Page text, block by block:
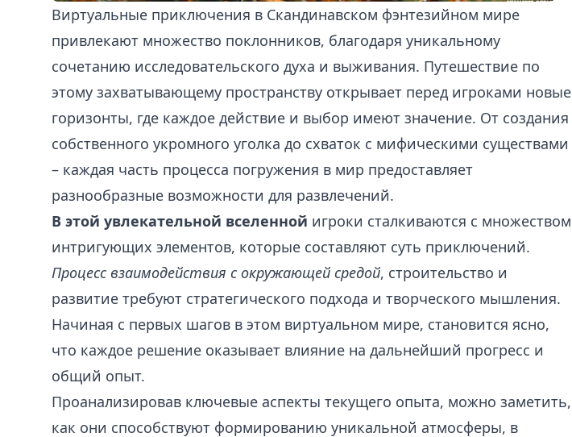
Виртуальные приключения в Скандинавском фэнтезийном мире
привлекают множество поклонников, благодаря уникальному
сочетанию исследовательского духа и выживания. Путешествие по
этому захватывающему пространству открывает перед игроками новые
горизонты, где каждое действие и выбор имеют значение. От создания
собственного укромного уголка до схваток с мифическими существами
– каждая часть процесса погружения в мир предоставляет
разнообразные возможности для развлечений.
В этой увлекательной вселенной игроки сталкиваются с множеством
интригующих элементов, которые составляют суть приключений.
Процесс взаимодействия с окружающей средой, строительство и
развитие требуют стратегического подхода и творческого мышления.
Начиная с первых шагов в этом виртуальном мире, становится ясно,
что каждое решение оказывает влияние на дальнейший прогресс и
общий опыт.
Проанализировав ключевые аспекты текущего опыта, можно заметить,
как они способствуют формированию уникальной атмосферы, в